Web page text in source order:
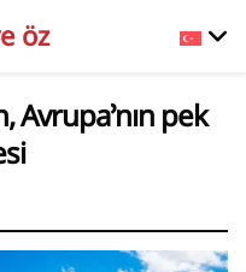
öz
Avrupa’nın pek